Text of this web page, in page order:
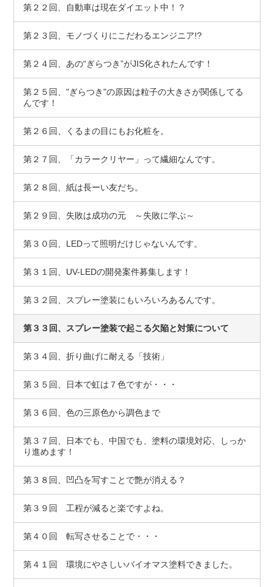
第２２回、自動車は現在ダイエット中！？
第２３回、モノづくりにこだわるエンジニア!?
第２４回、あの“ぎらつき”がJIS化されたんです！
第２５回、"ぎらつき"の原因は粒子の大きさが関係してる
んです！
第２６回、くるまの目にもお化粧を。
第２７回、「カラークリヤー」って繊細なんです。
第２８回、紙は長ーい友だち。
第２９回、失敗は成功の元 ～失敗に学ぶ～
第３０回、LEDって照明だけじゃないんです。
第３１回、UV-LEDの開発案件募集します！
第３２回、スプレー塗装にもいろいろあるんです。
第３３回、スプレー塗装で起こる欠陥と対策について
第３４回、折り曲げに耐える「技術」
第３５回、日本で虹は７色ですが・・・
第３６回、色の三原色から調色まで
第３７回、日本でも、中国でも、塗料の環境対応、しっか
り進めます！
第３８回、凹凸を写すことで艶が消える？
第３９回 工程が減ると楽ですよね。
第４０回 転写させることで・・・
第４１回 環境にやさしいバイオマス塗料できました。